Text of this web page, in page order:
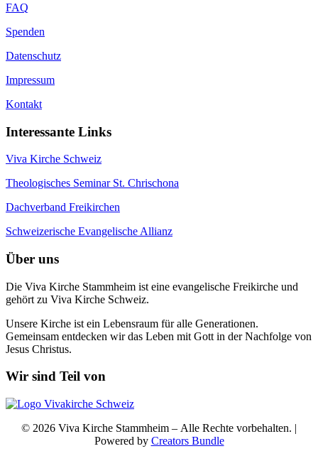
FAQ
Spenden
Datenschutz
Impressum
Kontakt
Interessante Links
Viva Kirche Schweiz
Theologisches Seminar St. Chrischona
Dachverband Freikirchen
Schweizerische Evangelische Allianz
Über uns
Die Viva Kirche Stammheim ist eine evangelische Freikirche und
gehört zu Viva Kirche Schweiz.
Unsere Kirche ist ein Lebensraum für alle Generationen.
Gemeinsam entdecken wir das Leben mit Gott in der Nachfolge von
Jesus Christus.
Wir sind Teil von
© 2026 Viva Kirche Stammheim – Alle Rechte vorbehalten. |
Powered by Creators Bundle